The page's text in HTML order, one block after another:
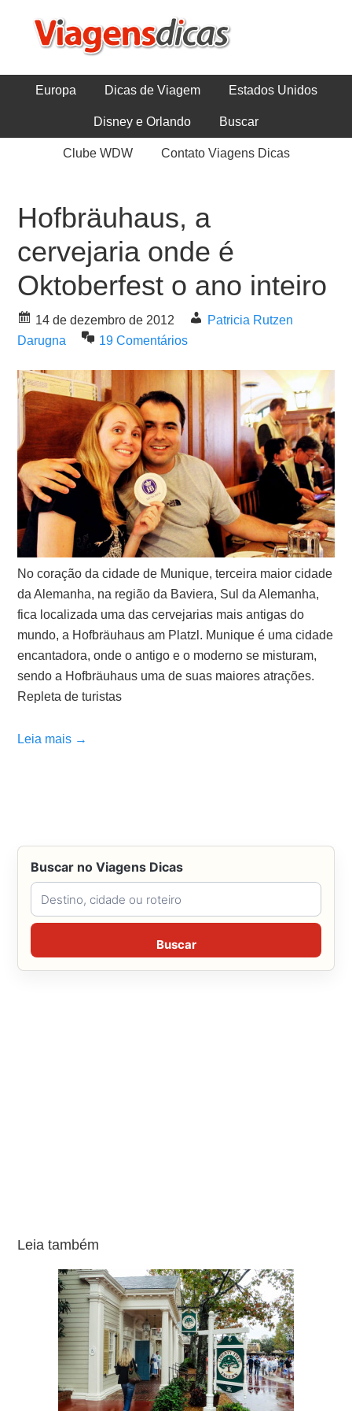
Europa Dicas de Viagem Estados Unidos
Disney e Orlando Buscar
Clube WDW Contato Viagens Dicas
Hofbräuhaus, a
cervejaria onde é
Oktoberfest o ano inteiro
14 de dezembro de 2012
Patricia Rutzen
Darugna
19 Comentários
No coração da cidade de Munique, terceira maior cidade
da Alemanha, na região da Baviera, Sul da Alemanha,
fica localizada uma das cervejarias mais antigas do
mundo, a Hofbräuhaus am Platzl. Munique é uma cidade
encantadora, onde o antigo e o moderno se misturam,
sendo a Hofbräuhaus uma de suas maiores atrações.
Repleta de turistas
Leia mais →
Buscar no Viagens Dicas
Buscar no Viagens Dicas
Buscar
Leia também